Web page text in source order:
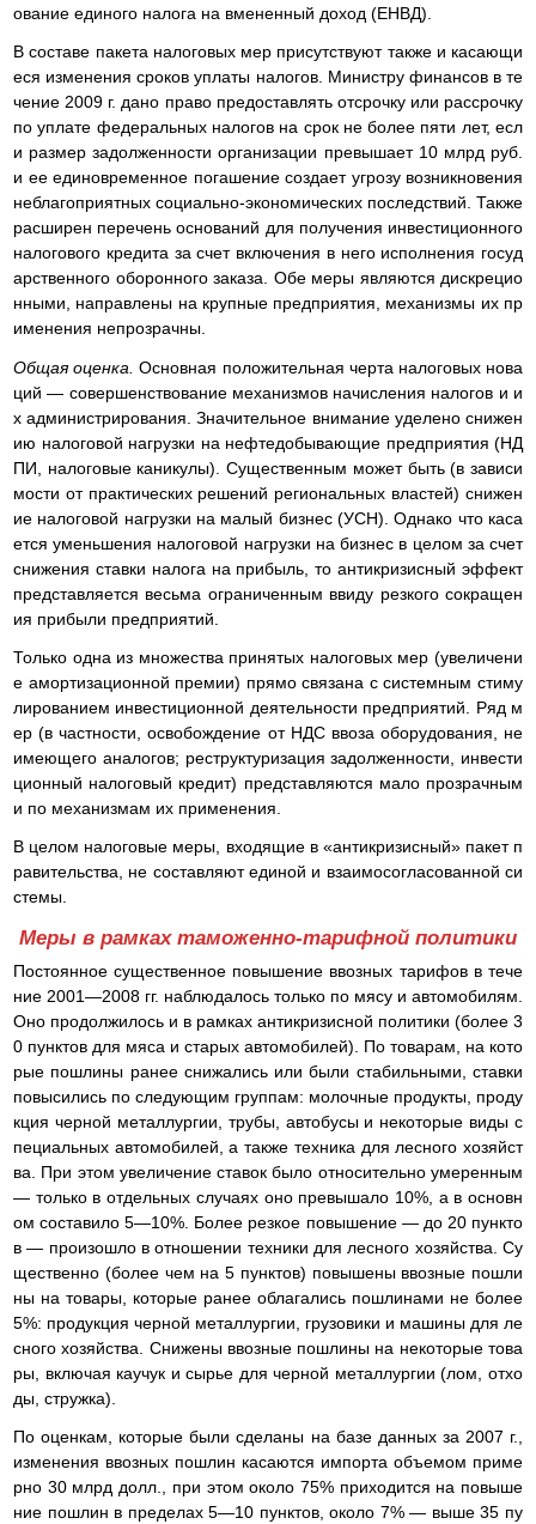
ование единого налога на вмененный доход (ЕНВД).
В составе пакета налоговых мер присутствуют также и касающи
еся изменения сроков уплаты налогов. Министру финансов в те
чение 2009 г. дано право предоставлять отсрочку или рассрочку
по уплате федеральных налогов на срок не более пяти лет, есл
и размер задолженности организации превышает 10 млрд руб.
и ее единовременное погашение создает угрозу возникновения
неблагоприятных социально-экономических последствий. Также
расширен перечень оснований для получения инвестиционного
налогового кредита за счет включения в него исполнения госуд
арственного оборонного заказа. Обе меры являются дискрецио
нными, направлены на крупные предприятия, механизмы их пр
именения непрозрачны.
Общая оценка.Основная положительная черта налоговых нова
ций — совершенствование механизмов начисления налогов и и
х администрирования. Значительное внимание уделено снижен
ию налоговой нагрузки на нефтедобывающие предприятия (НД
ПИ, налоговые каникулы). Существенным может быть (в зависи
мости от практических решений региональных властей) снижен
ие налоговой нагрузки на малый бизнес (УСН). Однако что каса
ется уменьшения налоговой нагрузки на бизнес в целом за счет
снижения ставки налога на прибыль, то антикризисный эффект
представляется весьма ограниченным ввиду резкого сокращен
ия прибыли предприятий.
Только одна из множества принятых налоговых мер (увеличени
е амортизационной премии) прямо связана с системным стиму
лированием инвестиционной деятельности предприятий. Ряд м
ер (в частности, освобождение от НДС ввоза оборудования, не
имеющего аналогов; реструктуризация задолженности, инвести
ционный налоговый кредит) представляются мало прозрачным
и по механизмам их применения.
В целом налоговые меры, входящие в «антикризисный» пакет п
равительства, не составляют единой и взаимосогласованной си
стемы.
Меры в рамках таможенно-тарифной политики
Постоянное существенное повышение ввозных тарифов в тече
ние 2001—2008 гг. наблюдалось только по мясу и автомобилям.
Оно продолжилось и в рамках антикризисной политики (более 3
0 пунктов для мяса и старых автомобилей). По товарам, на кото
рые пошлины ранее снижались или были стабильными, ставки
повысились по следующим группам: молочные продукты, проду
кция черной металлургии, трубы, автобусы и некоторые виды с
пециальных автомобилей, а также техника для лесного хозяйст
ва. При этом увеличение ставок было относительно умеренным
— только в отдельных случаях оно превышало 10%, а в основн
ом составило 5—10%. Более резкое повышение — до 20 пункто
в — произошло в отношении техники для лесного хозяйства. Су
щественно (более чем на 5 пунктов) повышены ввозные пошли
ны на товары, которые ранее облагались пошлинами не более
5%: продукция черной металлургии, грузовики и машины для ле
сного хозяйства. Снижены ввозные пошлины на некоторые това
ры, включая каучук и сырье для черной металлургии (лом, отхо
ды, стружка).
По оценкам, которые были сделаны на базе данных за 2007 г.,
изменения ввозных пошлин касаются импорта объемом приме
рно 30 млрд долл., при этом около 75% приходится на повыше
ние пошлин в пределах 5—10 пунктов, около 7% — выше 35 пу